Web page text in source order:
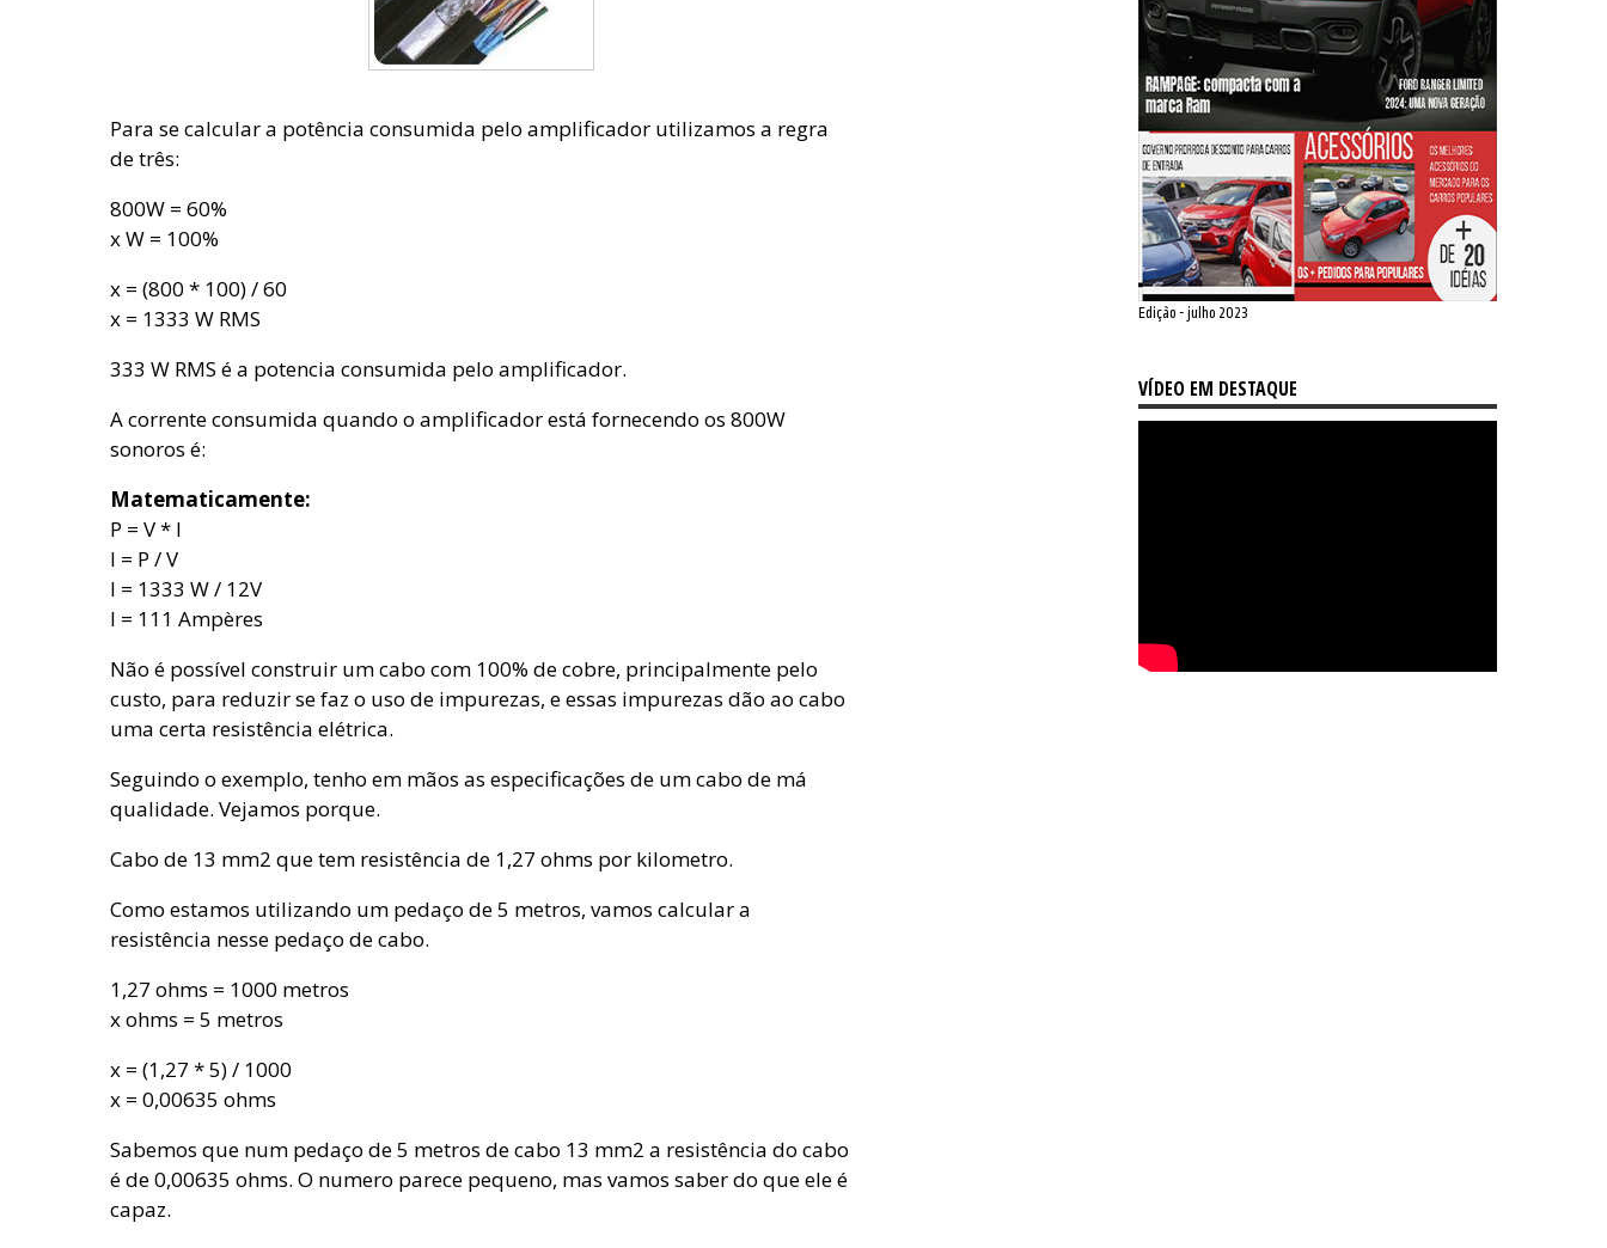
Para se calcular a potência consumida pelo amplificador utilizamos a regra
de três:
800W = 60%
x W = 100%
x = (800 * 100) / 60
x = 1333 W RMS
333 W RMS é a potencia consumida pelo amplificador.
A corrente consumida quando o amplificador está fornecendo os 800W
sonoros é:
Matematicamente:
P = V * I
I = P / V
I = 1333 W / 12V
I = 111 Ampères
Não é possível construir um cabo com 100% de cobre, principalmente pelo
custo, para reduzir se faz o uso de impurezas, e essas impurezas dão ao cabo
uma certa resistência elétrica.
Seguindo o exemplo, tenho em mãos as especificações de um cabo de má
qualidade. Vejamos porque.
Cabo de 13 mm2 que tem resistência de 1,27 ohms por kilometro.
Como estamos utilizando um pedaço de 5 metros, vamos calcular a
resistência nesse pedaço de cabo.
1,27 ohms = 1000 metros
x ohms = 5 metros
x = (1,27 * 5) / 1000
x = 0,00635 ohms
Sabemos que num pedaço de 5 metros de cabo 13 mm2 a resistência do cabo
é de 0,00635 ohms. O numero parece pequeno, mas vamos saber do que ele é
capaz.
Edição - julho 2023
VÍDEO EM DESTAQUE